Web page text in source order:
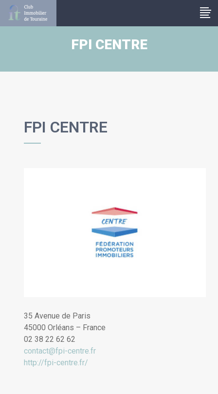
FPI CENTRE
FPI CENTRE
35 Avenue de Paris
45000 Orléans – France
02 38 22 62 62
contact@fpi-centre.fr
http://fpi-centre.fr/
Panneau de gestion des cookies